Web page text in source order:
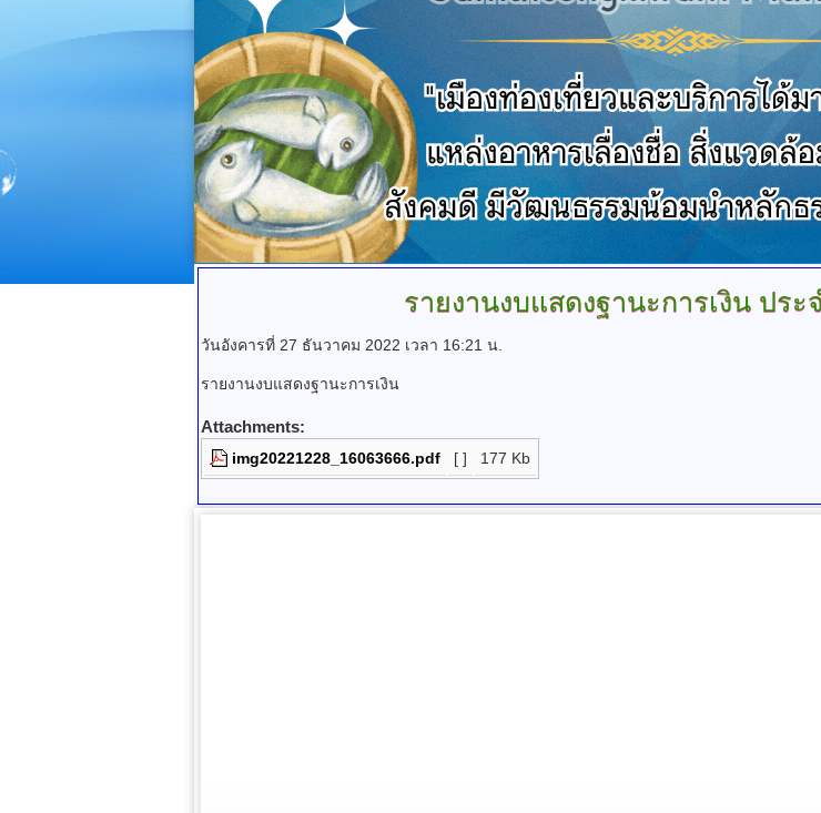
รายงานงบแสดงฐานะการเงินประ
วันอังคารที่ 27 ธันวาคม 2022 เวลา 16:21 น.
รายงานงบแสดงฐานะการเงิน
Attachments:
img20221228_16063666.pdf [ ] 177 Kb